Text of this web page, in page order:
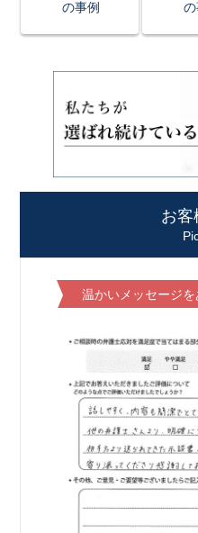
の事例 の
お客
温かいメッセージ